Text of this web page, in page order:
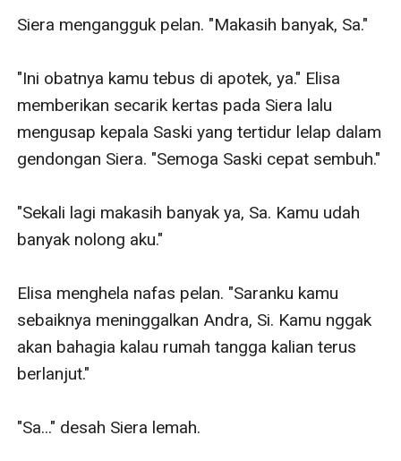
Siera mengangguk pelan. "Makasih banyak, Sa."
"Ini obatnya kamu tebus di apotek, ya." Elisa
memberikan secarik kertas pada Siera lalu
mengusap kepala Saski yang tertidur lelap dalam
gendongan Siera. "Semoga Saski cepat sembuh."
"Sekali lagi makasih banyak ya, Sa. Kamu udah
banyak nolong aku."
Elisa menghela nafas pelan. "Saranku kamu
sebaiknya meninggalkan Andra, Si. Kamu nggak
akan bahagia kalau rumah tangga kalian terus
berlanjut."
"Sa..." desah Siera lemah.